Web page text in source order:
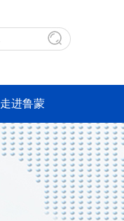
走进鲁蒙